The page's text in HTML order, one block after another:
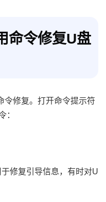
命令修复U盘
令修复。打开命令提示符
：
修复引导信息，有时对U